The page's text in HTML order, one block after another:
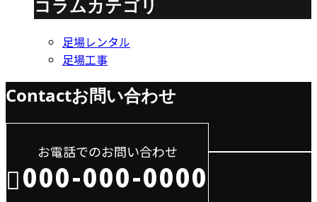
コラムカテゴリ
足場レンタル
足場工事
Contactお問い合わせ
お電話でのお問い合わせ
000-000-0000